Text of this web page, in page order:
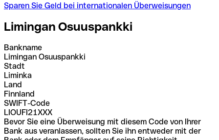
Sparen Sie Geld bei internationalen Überweisungen
Limingan Osuuspankki
Bankname
Limingan Osuuspankki
Stadt
Liminka
Land
Finnland
SWIFT-Code
LIOUFI21XXX
Bevor Sie eine Überweisung mit diesem Code von Ihrer
Bank aus veranlassen, sollten Sie ihn entweder mit der